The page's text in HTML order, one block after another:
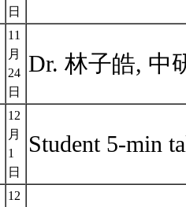
日
11
月
24
日
Dr. 林子皓, 中
12
月
1
日
Student 5-min
12